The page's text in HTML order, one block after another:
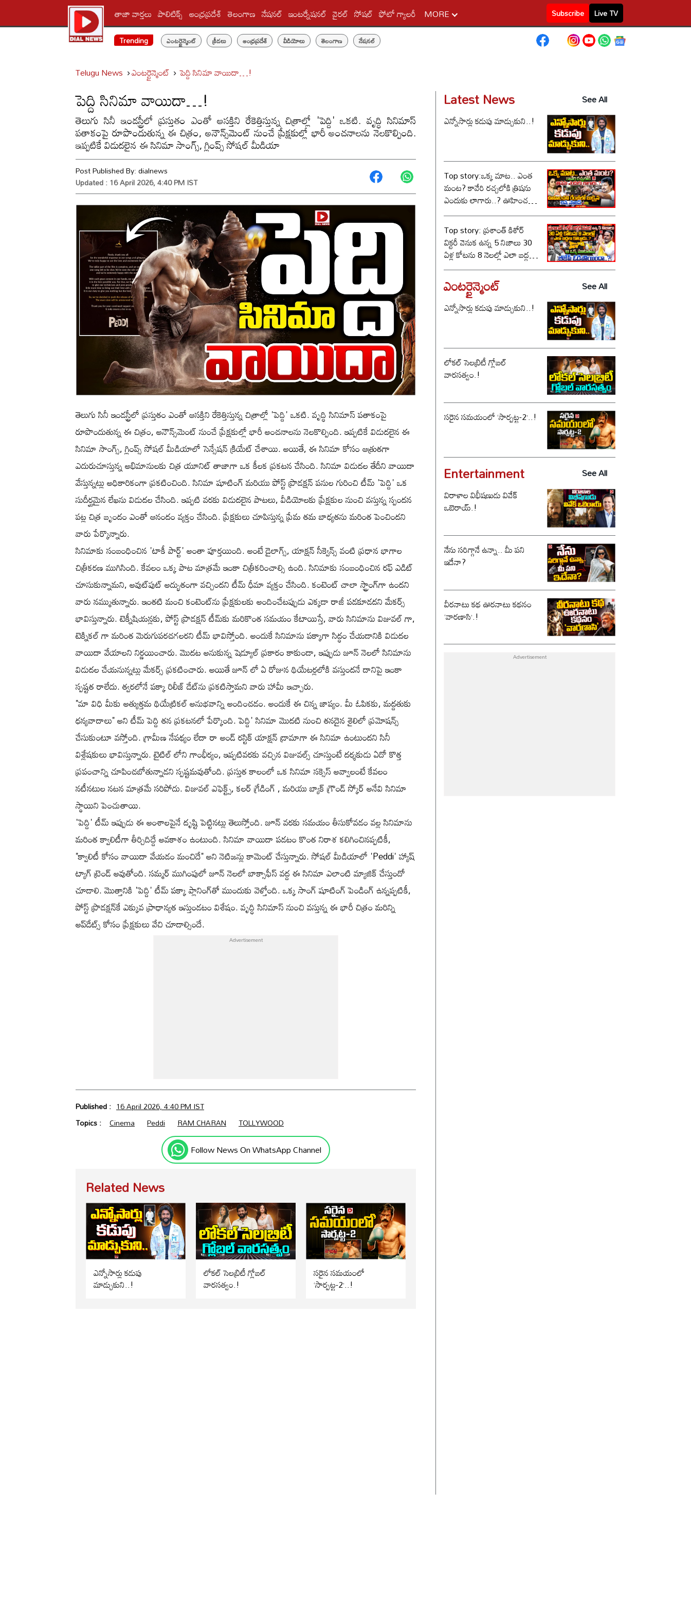
తాజా వార్తలు పాలిటిక్స్‌ ఆంధ్రప్రదేశ్ తెలంగాణ నేషనల్ ఇంటర్నేషనల్ వైరల్ సోషల్ ఫోటో గ్యాలరీ MORE Subscribe
Live TV
Trending
ఎంటర్టైన్మెంట్ క్రీడలు ఆంధ్రప్రదేశ్ వీడియోలు తెలంగాణ నేషనల్
Telugu News ఎంటర్టైన్మెంట్ పెద్ది సినిమా వాయిదా…!
పెద్ది సినిమా వాయిదా…!
తెలుగు సినీ ఇండస్ట్రీలో ప్రస్తుతం ఎంతో ఆసక్తిని రేకెత్తిస్తున్న చిత్రాల్లో 'పెద్ది' ఒకటి. వృద్ధి సినిమాస్
పతాకంపై రూపొందుతున్న ఈ చిత్రం, అనౌన్స్‌మెంట్ నుంచే ప్రేక్షకుల్లో భారీ అంచనాలను నెలకొల్పింది.
ఇప్పటికే విడుదలైన ఈ సినిమా సాంగ్స్, గ్లింప్స్ సోషల్ మీడియా
Post Published By:dialnews
Updated : 16 April 2026, 4:40 PM IST
తెలుగు సినీ ఇండస్ట్రీలో ప్రస్తుతం ఎంతో ఆసక్తిని రేకెత్తిస్తున్న చిత్రాల్లో 'పెద్ది' ఒకటి. వృద్ధి సినిమాస్ పతాకంపై
రూపొందుతున్న ఈ చిత్రం, అనౌన్స్‌మెంట్ నుంచే ప్రేక్షకుల్లో భారీ అంచనాలను నెలకొల్పింది. ఇప్పటికే విడుదలైన ఈ
సినిమా సాంగ్స్, గ్లింప్స్ సోషల్ మీడియాలో సెన్సేషన్ క్రియేట్ చేశాయి. అయితే, ఈ సినిమా కోసం ఆత్రుతగా
ఎదురుచూస్తున్న అభిమానులకు చిత్ర యూనిట్ తాజాగా ఒక కీలక ప్రకటన చేసింది. సినిమా విడుదల తేదీని వాయిదా
వేస్తున్నట్లు అధికారికంగా ప్రకటించింది. సినిమా షూటింగ్ మరియు పోస్ట్ ప్రొడక్షన్ పనుల గురించి టీమ్ 'పెద్ది' ఒక
సుదీర్ఘమైన లేఖను విడుదల చేసింది. ఇప్పటి వరకు విడుదలైన పాటలు, వీడియోలకు ప్రేక్షకుల నుంచి వస్తున్న స్పందన
పట్ల చిత్ర బృందం ఎంతో ఆనందం వ్యక్తం చేసింది. ప్రేక్షకులు చూపిస్తున్న ప్రేమ తమ బాధ్యతను మరింత పెంచిందని
వారు పేర్కొన్నారు.
సినిమాకు సంబంధించిన 'టాకీ పార్ట్' అంతా పూర్తయింది. అంటే డైలాగ్స్, యాక్షన్ సీక్వెన్స్ వంటి ప్రధాన భాగాల
చిత్రీకరణ ముగిసింది. కేవలం ఒక్క పాట మాత్రమే ఇంకా చిత్రీకరించాల్సి ఉంది. సినిమాకు సంబంధించిన రఫ్ ఎడిట్
చూసుకున్నామని, అవుట్‌పుట్ అద్భుతంగా వచ్చిందని టీమ్ ధీమా వ్యక్తం చేసింది. కంటెంట్ చాలా స్ట్రాంగ్‌గా ఉందని
వారు నమ్ముతున్నారు. ఇంతటి మంచి కంటెంట్‌ను ప్రేక్షకులకు అందించేటప్పుడు ఎక్కడా రాజీ పడకూడదని మేకర్స్
భావిస్తున్నారు. టెక్నీషియన్లకు, పోస్ట్ ప్రొడక్షన్ టీమ్‌కు మరికొంత సమయం కేటాయిస్తే, వారు సినిమాను విజువల్ గా,
టెక్నికల్ గా మరింత మెరుగుపరచగలరని టీమ్ భావిస్తోంది. అందుకే సినిమాను పక్కాగా సిద్ధం చేయడానికి విడుదల
వాయిదా వేయాలని నిర్ణయించారు. మొదట అనుకున్న షెడ్యూల్ ప్రకారం కాకుండా, ఇప్పుడు జూన్ నెలలో సినిమాను
విడుదల చేయనున్నట్లు మేకర్స్ ప్రకటించారు. అయితే జూన్ లో ఏ రోజున థియేటర్లలోకి వస్తుందనే దానిపై ఇంకా
స్పష్టత రాలేదు. త్వరలోనే పక్కా రిలీజ్ డేట్‌ను ప్రకటిస్తామని వారు హామీ ఇచ్చారు.
"మా విధి మీకు అత్యుత్తమ థియేట్రికల్ అనుభవాన్ని అందించడం. అందుకే ఈ చిన్న జాప్యం. మీ ఓపికకు, మద్దతుకు
ధన్యవాదాలు" అని టీమ్ పెద్ది తన ప్రకటనలో పేర్కొంది. పెద్ది' సినిమా మొదటి నుంచి తనదైన శైలిలో ప్రమోషన్స్
చేసుకుంటూ వస్తోంది. గ్రామీణ నేపథ్యం లేదా రా అండ్ రస్టిక్ యాక్షన్ డ్రామాగా ఈ సినిమా ఉంటుందని సినీ
విశ్లేషకులు భావిస్తున్నారు. టైటిల్ లోని గాంభీర్యం, ఇప్పటివరకు వచ్చిన విజువల్స్ చూస్తుంటే దర్శకుడు ఏదో కొత్త
ప్రపంచాన్ని చూపించబోతున్నాడని స్పష్టమవుతోంది. ప్రస్తుత కాలంలో ఒక సినిమా సక్సెస్ అవ్వాలంటే కేవలం
నటీనటుల నటన మాత్రమే సరిపోదు. విజువల్ ఎఫెక్ట్స్, కలర్ గ్రేడింగ్ , మరియు బ్యాక్ గ్రౌండ్ స్కోర్ అనేవి సినిమా
స్థాయిని పెంచుతాయి.
'పెద్ది' టీమ్ ఇప్పుడు ఈ అంశాలపైనే దృష్టి పెట్టినట్లు తెలుస్తోంది. జూన్ వరకు సమయం తీసుకోవడం వల్ల సినిమాను
మరింత క్వాలిటీగా తీర్చిదిద్దే అవకాశం ఉంటుంది. సినిమా వాయిదా పడటం కొంత నిరాశ కలిగించినప్పటికీ,
"క్వాలిటీ కోసం వాయిదా వేయడం మంచిదే" అని నెటిజన్లు కామెంట్ చేస్తున్నారు. సోషల్ మీడియాలో 'Peddi' హ్యాష్
ట్యాగ్ ట్రెండ్ అవుతోంది. సమ్మర్ ముగింపులో జూన్ నెలలో బాక్సాఫీస్ వద్ద ఈ సినిమా ఎలాంటి మ్యాజిక్ చేస్తుందో
చూడాలి. మొత్తానికి 'పెద్ది' టీమ్ పక్కా ప్లానింగ్‌తో ముందుకు వెళ్తోంది. ఒక్క సాంగ్ షూటింగ్ పెండింగ్ ఉన్నప్పటికీ,
పోస్ట్ ప్రొడక్షన్‌కే ఎక్కువ ప్రాధాన్యత ఇస్తుండటం విశేషం. వృద్ధి సినిమాస్ నుంచి వస్తున్న ఈ భారీ చిత్రం మరిన్ని
అప్‌డేట్స్ కోసం ప్రేక్షకులు వేచి చూడాల్సిందే.
Published : 16 April 2026, 4:40 PM IST
Topics : Cinema Peddi RAM CHARAN TOLLYWOOD
Follow News On WhatsApp Channel
Related News
ఎన్నోసార్లు కడుపు
మాడ్చుకుని..!
లోకల్ సెలబ్రిటీ గ్లోబల్
వారసత్వం.!
సరైన సమయంలో
‘సార్పట్ట-2’..!
Latest News
See All
ఎన్నోసార్లు కడుపు మాడ్చుకుని..!
Top story:ఒక్క మాట.. ఎంత
మంట? కావేరి రచ్చలోకి త్రిషను
ఎందుకు లాగారు..? ఊహించని
రేంజ్ లో బుక్కైన చిన్న స్టాలిన్..!
Top story: ప్రశాంత్ కిశోర్
విక్టరీ వెనుక ఉన్న 5 నిజాలు 30
ఏళ్ల కోటను 8 నెలల్లో ఎలా బద్దలు
కొట్టాడు..? ఆ ఒక్క మాటతోనే
బీజేపీ ఓడిపోయిందా..?
ఎంటర్టైన్మెంట్
See All
ఎన్నోసార్లు కడుపు మాడ్చుకుని..!
లోకల్ సెలబ్రిటీ గ్లోబల్
వారసత్వం.!
సరైన సమయంలో ‘సార్పట్ట-2’..!
Entertainment
See All
విరాళాల విభీషణుడు వివేక్
ఒబెరాయ్.!
నేను సరిగ్గానే ఉన్నా.. మీ పని
ఇదేనా?
వీరనాటు కథ ఊరనాటు కథనం
‘వారణాసి’.!